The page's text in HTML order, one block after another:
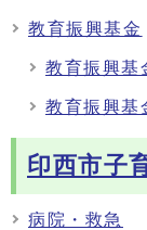
教育振興基金
教育振興基
教育振興基
印西市子
病院・救急